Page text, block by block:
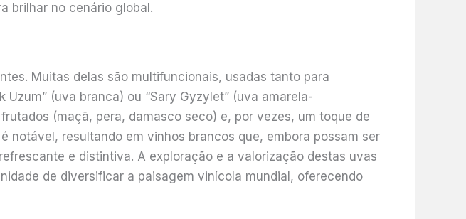
brilhar no cenário global.
Muitas delas são multifuncionais, usadas tanto para
(uva branca) ou “Sary Gyzylet” (uva amarela-
(maçã, pera, damasco seco) e, por vezes, um toque de
notável, resultando em vinhos brancos que, embora possam ser
e distintiva. A exploração e a valorização destas uvas
de diversificar a paisagem vinícola mundial, oferecendo